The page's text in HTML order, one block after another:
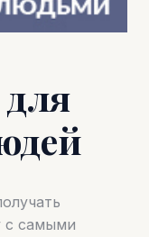
с самыми